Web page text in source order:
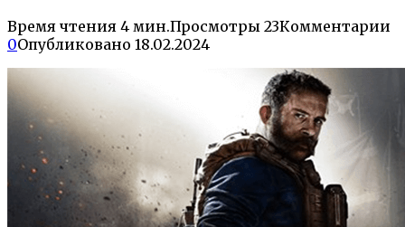
Время чтения 4 мин.Просмотры 23Комментарии
0Опубликовано 18.02.2024